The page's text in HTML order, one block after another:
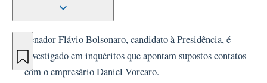
Senador Flávio Bolsonaro, candidato à Presidência, é
investigado em inquéritos que apontam supostos contatos
com o empresário Daniel Vorcaro.